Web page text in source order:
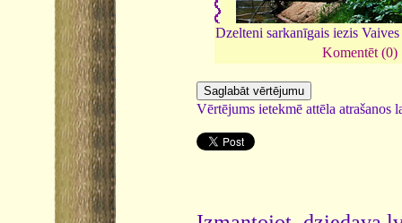
Dzelteni sarkanīgais iezis
Komentēt (0)
Vērtējums ietekmē attēla atrašanos